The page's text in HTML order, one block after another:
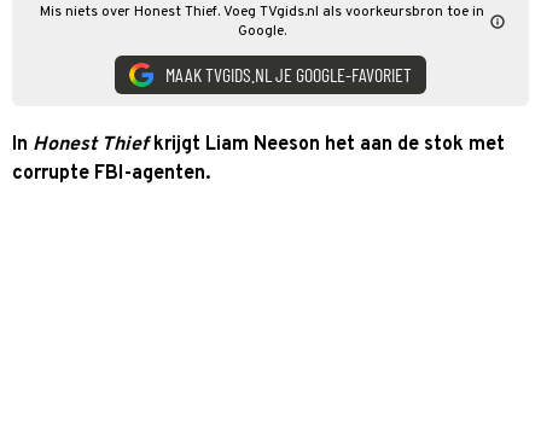
Mis niets over Honest Thief. Voeg TVgids.nl als voorkeursbron toe in
Google.
MAAK TVGIDS.NL JE GOOGLE-FAVORIET
In Honest Thiefkrijgt Liam Neeson het aan de stok met
corrupte FBI-agenten.